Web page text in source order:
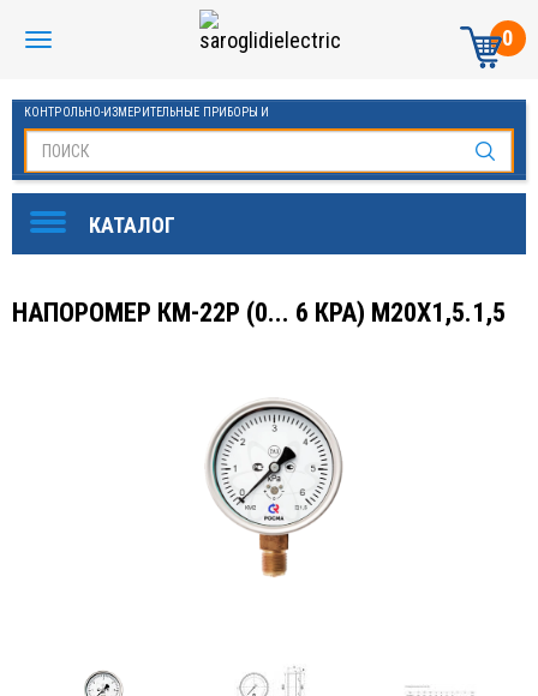
0
КОНТРОЛЬНО-ИЗМЕРИТЕЛЬНЫЕ ПРИБОРЫ И
НАПОРОМЕР КМ-22Р (0... 6 КРА) М20Х1,5.1,5